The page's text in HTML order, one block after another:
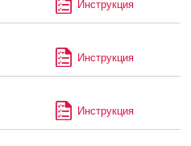
Инструкция
Инструкция
Инструкция